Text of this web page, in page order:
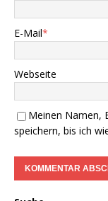
E-Mail*
Webseite
Meinen Namen,
speichern, bis ich